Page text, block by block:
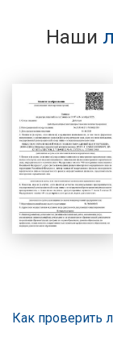
Наши
Как проверить